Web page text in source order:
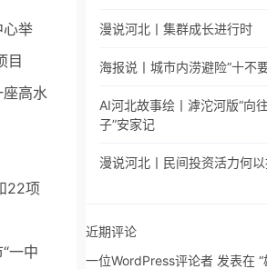
举
目
高水
22项
一中
漫说河北丨集群成长进行时
海报说丨城市内涝避险“十不
AI河北故事绘丨滹沱河版“向
子”安家记
漫说河北丨民间投资活力何以
近期评论
一位WordPress评论者 发表在